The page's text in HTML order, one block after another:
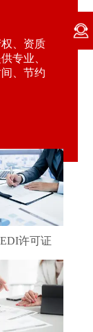
、资质
专业、
、节约
许可证